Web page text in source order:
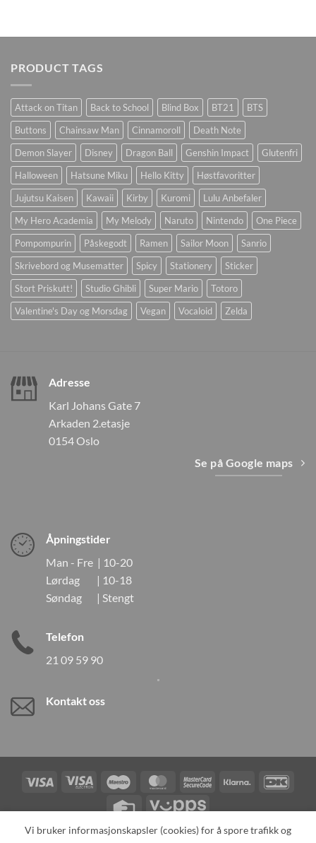
PRODUCT TAGS
Attack on Titan Back to School Blind Box BT21
BTS
Buttons
Chainsaw Man Cinnamoroll
Death Note
Demon Slayer
Disney Dragon Ball Genshin Impact
Glutenfri
Halloween
Hatsune Miku Hello Kitty
Høstfavoritter
Jujutsu Kaisen
Kawaii Kirby Kuromi
Lulu Anbefaler
My Hero Academia
My Melody Naruto Nintendo
One Piece
Pompompurin
Påskegodt Ramen Sailor Moon
Sanrio
Skrivebord og Musematter
Spicy Stationery
Sticker
Stort Priskutt!
Studio Ghibli Super Mario
Totoro
Valentine's Day og Morsdag
Vegan Vocaloid Zelda
Adresse
Karl Johans Gate 7
Arkaden 2.etasje
0154 Oslo
Se på Google maps
Åpningstider
Man - Fre | 10-20
Lørdag | 10-18
Søndag | Stengt
Telefon
21 09 59 90
Kontakt oss
Visa
Visa
Maestro MasterCardMasterCardKlarna
Credit
Vipps
Vi bruker informasjonskapsler (cookies) for å spore trafikk og